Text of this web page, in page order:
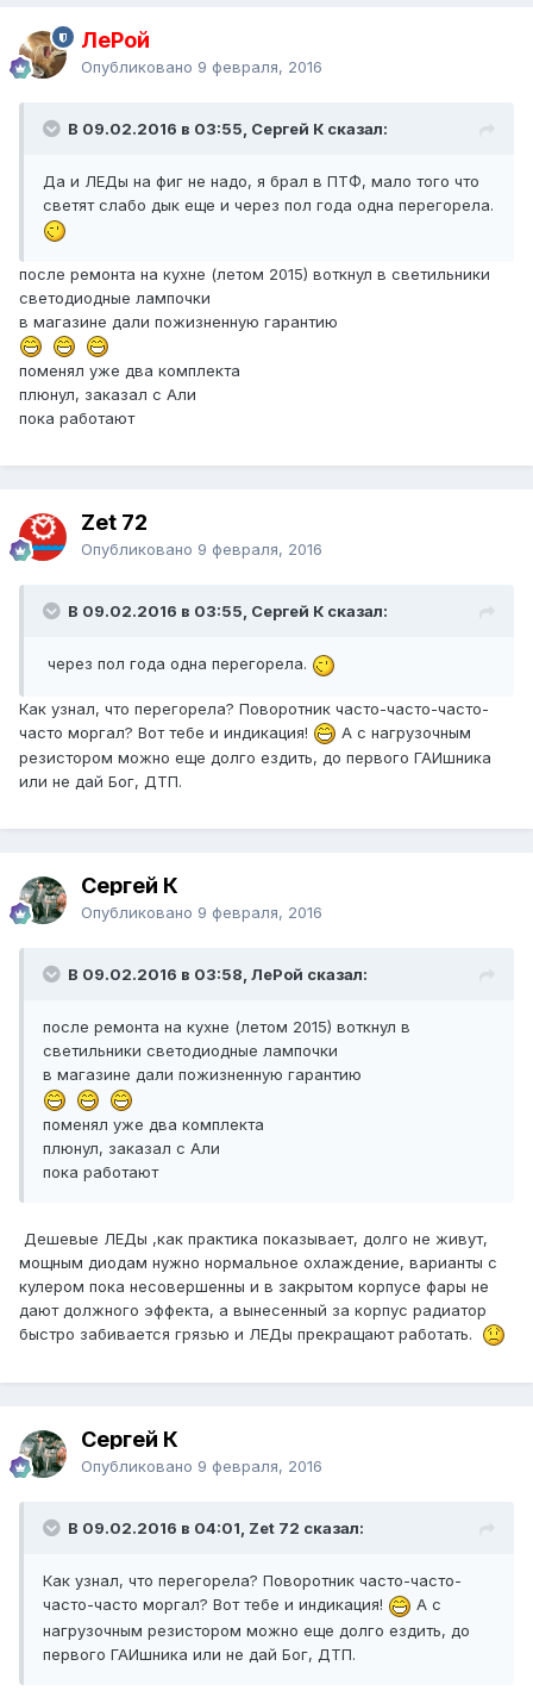
ЛеРой
Опубликовано 9 февраля, 2016
В 09.02.2016 в 03:55, Сергей К сказал:
Да и ЛЕДы на фиг не надо, я брал в ПТФ, мало того что
светят слабо дык еще и через пол года одна перегорела.
после ремонта на кухне (летом 2015) воткнул в светильники
светодиодные лампочки
в магазине дали пожизненную гарантию
поменял уже два комплекта
плюнул, заказал с Али
пока работают
Zet 72
Опубликовано 9 февраля, 2016
В 09.02.2016 в 03:55, Сергей К сказал:
через пол года одна перегорела.
Как узнал, что перегорела? Поворотник часто-часто-часто-
часто моргал? Вот тебе и индикация!
А с нагрузочным
резистором можно еще долго ездить, до первого ГАИшника
или не дай Бог, ДТП.
Сергей К
Опубликовано 9 февраля, 2016
В 09.02.2016 в 03:58, ЛеРой сказал:
после ремонта на кухне (летом 2015) воткнул в
светильники светодиодные лампочки
в магазине дали пожизненную гарантию
поменял уже два комплекта
плюнул, заказал с Али
пока работают
Дешевые ЛЕДы ,как практика показывает, долго не живут,
мощным диодам нужно нормальное охлаждение, варианты с
кулером пока несовершенны и в закрытом корпусе фары не
дают должного эффекта, а вынесенный за корпус радиатор
быстро забивается грязью и ЛЕДы прекращают работать.
Сергей К
Опубликовано 9 февраля, 2016
В 09.02.2016 в 04:01, Zet 72 сказал:
Как узнал, что перегорела? Поворотник часто-часто-
часто-часто моргал? Вот тебе и индикация!
А с
нагрузочным резистором можно еще долго ездить, до
первого ГАИшника или не дай Бог, ДТП.